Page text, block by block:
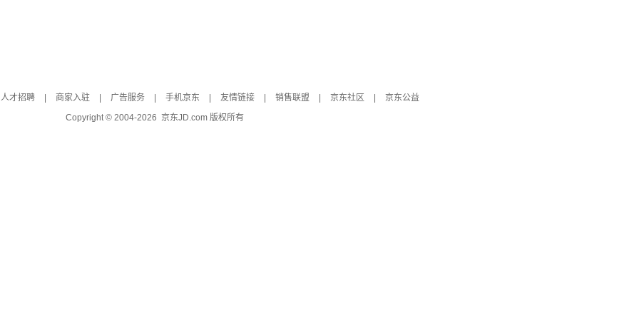
人才招聘 商家入驻 广告服务 手机京东 友情链接 销售联盟 京东社区
京东公益
Copyright © 2004-2026 京东JD.com 版权所有